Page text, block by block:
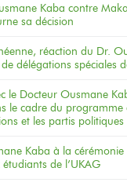
Kaba contre
sa décision
réaction du Dr.
délégations spéciales
le Docteur Ousmane
le cadre du programme
et les partis politiques
Kaba à la cérémonie
étudiants de l’UKAG